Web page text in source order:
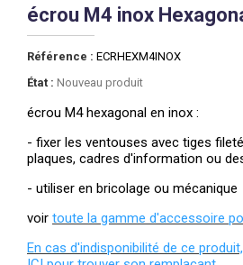
écrou M4 inox
Référence : ECRHEXM4INOX
État : Nouveau produit
écrou M4 hexagonal en inox :
- fixer les ventouses avec tiges
plaques, cadres d'information ou
- utiliser en bricolage ou mécanique
voir toute la gamme d'accessoire
En cas d'indisponibilité de ce